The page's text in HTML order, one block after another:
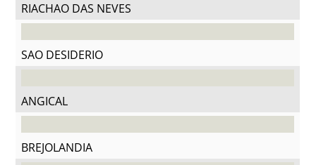
RIACHAO DAS NEVES
SAO DESIDERIO
ANGICAL
BREJOLANDIA